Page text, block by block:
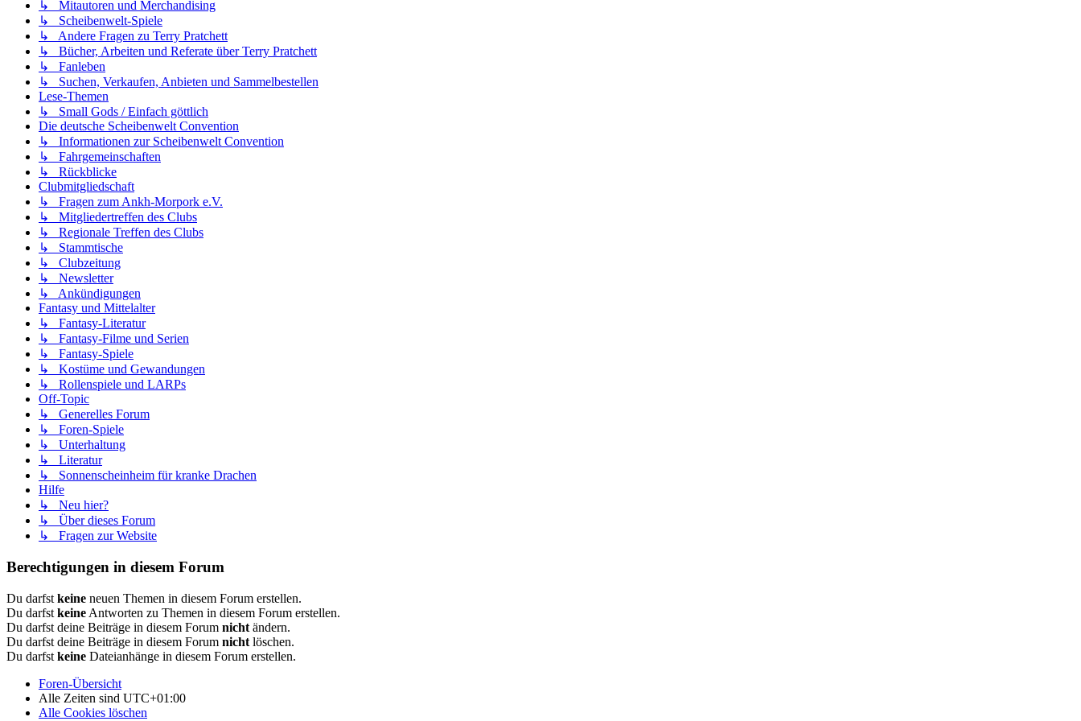
↳ Mitautoren und Merchandising
↳ Scheibenwelt-Spiele
↳ Andere Fragen zu Terry Pratchett
↳ Bücher, Arbeiten und Referate über Terry Pratchett
↳ Fanleben
↳ Suchen, Verkaufen, Anbieten und Sammelbestellen
Lese-Themen
↳ Small Gods / Einfach göttlich
Die deutsche Scheibenwelt Convention
↳ Informationen zur Scheibenwelt Convention
↳ Fahrgemeinschaften
↳ Rückblicke
Clubmitgliedschaft
↳ Fragen zum Ankh-Morpork e.V.
↳ Mitgliedertreffen des Clubs
↳ Regionale Treffen des Clubs
↳ Stammtische
↳ Clubzeitung
↳ Newsletter
↳ Ankündigungen
Fantasy und Mittelalter
↳ Fantasy-Literatur
↳ Fantasy-Filme und Serien
↳ Fantasy-Spiele
↳ Kostüme und Gewandungen
↳ Rollenspiele und LARPs
Off-Topic
↳ Generelles Forum
↳ Foren-Spiele
↳ Unterhaltung
↳ Literatur
↳ Sonnenscheinheim für kranke Drachen
Hilfe
↳ Neu hier?
↳ Über dieses Forum
↳ Fragen zur Website
Berechtigungen in diesem Forum
Du darfst keine neuen Themen in diesem Forum erstellen.
Du darfst keine Antworten zu Themen in diesem Forum erstellen.
Du darfst deine Beiträge in diesem Forum nicht ändern.
Du darfst deine Beiträge in diesem Forum nicht löschen.
Du darfst keine Dateianhänge in diesem Forum erstellen.
Foren-Übersicht
Alle Zeiten sind UTC+01:00
Alle Cookies löschen